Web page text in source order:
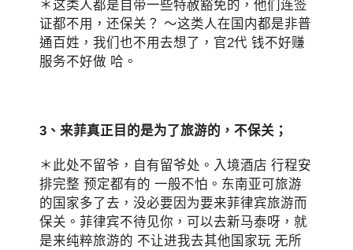
＊这类人都是自带一些特赦豁免的，他们连签
证都不用，还保关？ ～这类人在国内都是非普
通百姓，我们也不用去想了，官2代 钱不好赚
服务不好做 哈。
3、来菲真正目的是为了旅游的，不保关；
＊此处不留爷，自有留爷处。入境酒店 行程安
排完整 预定都有的 一般不怕。东南亚可旅游
的国家多了去，没必要因为要来菲律宾旅游而
保关。菲律宾不待见你，可以去新马泰呀，就
是来纯粹旅游的 不让进我去其他国家玩 无所